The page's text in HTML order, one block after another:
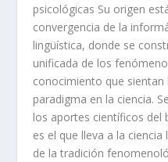
psicológicas Su origen
convergencia de la
lingüística, donde se
unificada de los
conocimiento que sientan
paradigma en la ciencia.
los aportes científicos del
es el que lleva a la
de la tradición